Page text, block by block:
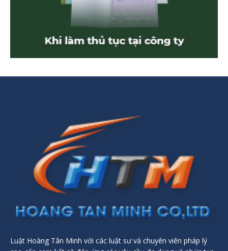
Luật Hoàng Tân Minh với các luật sư và chuyên viên pháp lý